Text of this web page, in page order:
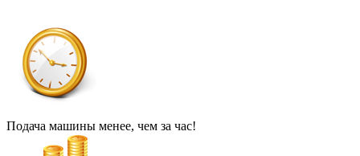
Подача машины менее, чем за час!